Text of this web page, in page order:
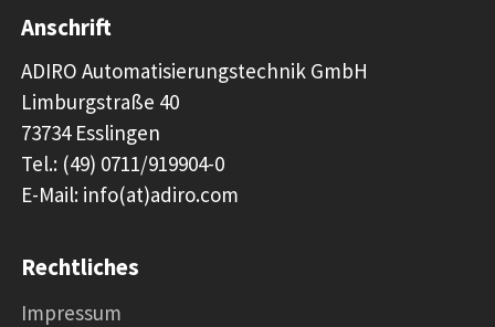
Anschrift
ADIRO Automatisierungstechnik GmbH
Limburgstraße 40
73734 Esslingen
Tel.: (49) 0711/919904-0
E-Mail: info(at)adiro.com
Rechtliches
Impressum